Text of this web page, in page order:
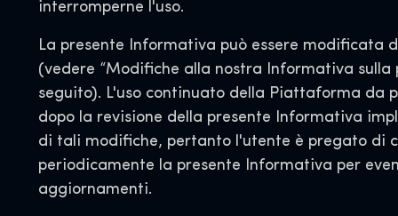
interromperne l'uso.
La presente Informativa può essere modificata
(vedere “Modifiche alla nostra Informativa sulla
seguito). L'uso continuato della Piattaforma da
dopo la revisione della presente Informativa
di tali modifiche, pertanto l'utente è pregato di
periodicamente la presente Informativa per
aggiornamenti.